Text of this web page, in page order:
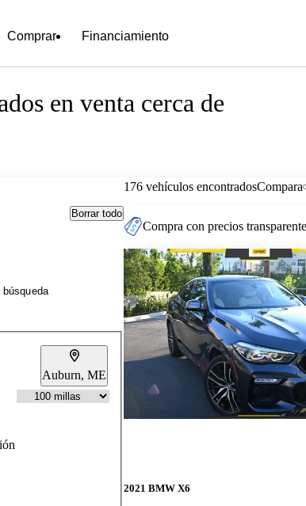
Comprar Financiamiento
en venta cerca de
Borrar todo
búsqueda
Auburn, ME
176 vehículos encontradosCompara
Compra con precios
2021 BMW X6